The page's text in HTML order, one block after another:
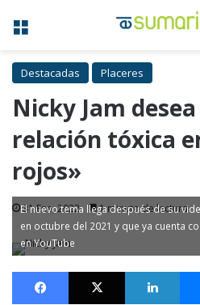
Menú
Destacadas Placeres
Nicky Jam
relación tóxica
rojos»
31 Ene, 2022 1 minuto de lectura
El nuevo tema llega después de su
en octubre del 2021 y que ya cuenta
en YouTube
Facebook X